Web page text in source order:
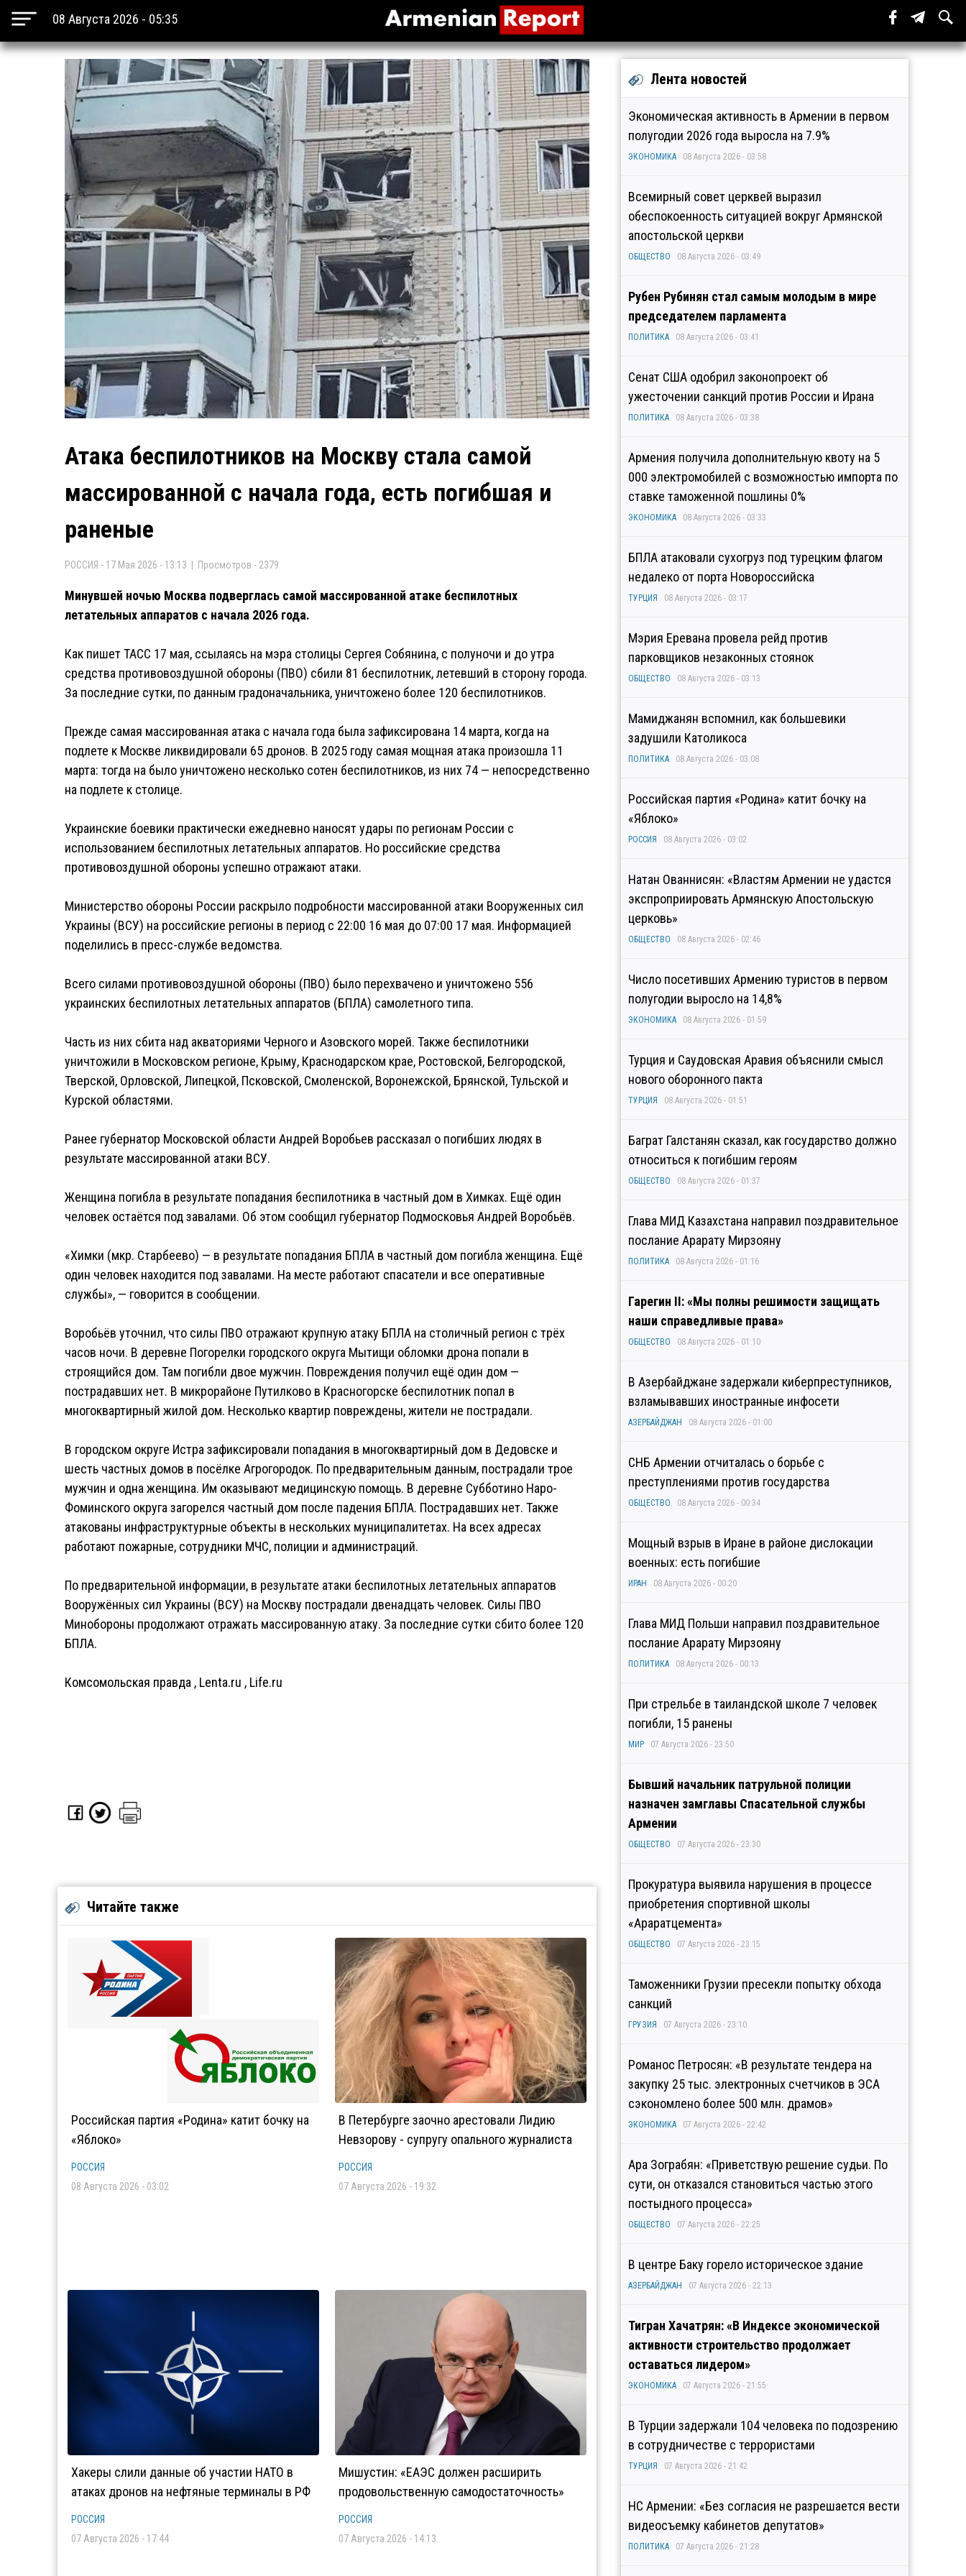
08 Августа 2026 - 05:35
Атака беспилотников на Москву стала самой
массированной с начала года, есть погибшая и
раненые
РОССИЯ - 17 Мая 2026 - 13:13 | Просмотров - 2379
Минувшей ночью Москва подверглась самой массированной атаке беспилотных
летательных аппаратов с начала 2026 года.
Как пишет ТАСС 17 мая, ссылаясь на мэра столицы Сергея Собянина, с полуночи и до утра
средства противовоздушной обороны (ПВО) сбили 81 беспилотник, летевший в сторону города.
За последние сутки, по данным градоначальника, уничтожено более 120 беспилотников.
Прежде самая массированная атака с начала года была зафиксирована 14 марта, когда на
подлете к Москве ликвидировали 65 дронов. В 2025 году самая мощная атака произошла 11
марта: тогда на было уничтожено несколько сотен беспилотников, из них 74 — непосредственно
на подлете к столице.
Украинские боевики практически ежедневно наносят удары по регионам России с
использованием беспилотных летательных аппаратов. Но российские средства
противовоздушной обороны успешно отражают атаки.
Министерство обороны России раскрыло подробности массированной атаки Вооруженных сил
Украины (ВСУ) на российские регионы в период с 22:00 16 мая до 07:00 17 мая. Информацией
поделились в пресс-службе ведомства.
Всего силами противовоздушной обороны (ПВО) было перехвачено и уничтожено 556
украинских беспилотных летательных аппаратов (БПЛА) самолетного типа.
Часть из них сбита над акваториями Черного и Азовского морей. Также беспилотники
уничтожили в Московском регионе, Крыму, Краснодарском крае, Ростовской, Белгородской,
Тверской, Орловской, Липецкой, Псковской, Смоленской, Воронежской, Брянской, Тульской и
Курской областями.
Ранее губернатор Московской области Андрей Воробьев рассказал о погибших людях в
результате массированной атаки ВСУ.
Женщина погибла в результате попадания беспилотника в частный дом в Химках. Ещё один
человек остаётся под завалами. Об этом сообщил губернатор Подмосковья Андрей Воробьёв.
«Химки (мкр. Старбеево) — в результате попадания БПЛА в частный дом погибла женщина. Ещё
один человек находится под завалами. На месте работают спасатели и все оперативные
службы», — говорится в сообщении.
Воробьёв уточнил, что силы ПВО отражают крупную атаку БПЛА на столичный регион с трёх
часов ночи. В деревне Погорелки городского округа Мытищи обломки дрона попали в
строящийся дом. Там погибли двое мужчин. Повреждения получил ещё один дом —
пострадавших нет. В микрорайоне Путилково в Красногорске беспилотник попал в
многоквартирный жилой дом. Несколько квартир повреждены, жители не пострадали.
В городском округе Истра зафиксировали попадания в многоквартирный дом в Дедовске и
шесть частных домов в посёлке Агрогородок. По предварительным данным, пострадали трое
мужчин и одна женщина. Им оказывают медицинскую помощь. В деревне Субботино Наро-
Фоминского округа загорелся частный дом после падения БПЛА. Пострадавших нет. Также
атакованы инфраструктурные объекты в нескольких муниципалитетах. На всех адресах
работают пожарные, сотрудники МЧС, полиции и администраций.
По предварительной информации, в результате атаки беспилотных летательных аппаратов
Вооружённых сил Украины (ВСУ) на Москву пострадали двенадцать человек. Силы ПВО
Минобороны продолжают отражать массированную атаку. За последние сутки сбито более 120
БПЛА.
Комсомольская правда , Lenta.ru , Life.ru
Читайте также
Российская партия «Родина» катит бочку на
«Яблоко»
РОССИЯ
08 Августа 2026 - 03:02
В Петербурге заочно арестовали Лидию
Невзорову - супругу опального журналиста
РОССИЯ
07 Августа 2026 - 19:32
Хакеры слили данные об участии НАТО в
атаках дронов на нефтяные терминалы в РФ
РОССИЯ
07 Августа 2026 - 17:44
Мишустин: «ЕАЭС должен расширить
продовольственную самодостаточность»
РОССИЯ
07 Августа 2026 - 14:13
Лента новостей
Экономическая активность в Армении в первом
полугодии 2026 года выросла на 7.9%
ЭКОНОМИКА 08 Августа 2026 - 03:58
Всемирный совет церквей выразил
обеспокоенность ситуацией вокруг Армянской
апостольской церкви
ОБЩЕСТВО 08 Августа 2026 - 03:49
Рубен Рубинян стал самым молодым в мире
председателем парламента
ПОЛИТИКА 08 Августа 2026 - 03:41
Сенат США одобрил законопроект об
ужесточении санкций против России и Ирана
ПОЛИТИКА 08 Августа 2026 - 03:38
Армения получила дополнительную квоту на 5
000 электромобилей с возможностью импорта по
ставке таможенной пошлины 0%
ЭКОНОМИКА 08 Августа 2026 - 03:33
БПЛА атаковали сухогруз под турецким флагом
недалеко от порта Новороссийска
ТУРЦИЯ 08 Августа 2026 - 03:17
Мэрия Еревана провела рейд против
парковщиков незаконных стоянок
ОБЩЕСТВО 08 Августа 2026 - 03:13
Мамиджанян вспомнил, как большевики
задушили Католикоса
ПОЛИТИКА 08 Августа 2026 - 03:08
Российская партия «Родина» катит бочку на
«Яблоко»
РОССИЯ 08 Августа 2026 - 03:02
Натан Ованнисян: «Властям Армении не удастся
экспроприировать Армянскую Апостольскую
церковь»
ОБЩЕСТВО 08 Августа 2026 - 02:46
Число посетивших Армению туристов в первом
полугодии выросло на 14,8%
ЭКОНОМИКА 08 Августа 2026 - 01:59
Турция и Саудовская Аравия объяснили смысл
нового оборонного пакта
ТУРЦИЯ 08 Августа 2026 - 01:51
Баграт Галстанян сказал, как государство должно
относиться к погибшим героям
ОБЩЕСТВО 08 Августа 2026 - 01:37
Глава МИД Казахстана направил поздравительное
послание Арарату Мирзояну
ПОЛИТИКА 08 Августа 2026 - 01:16
Гарегин II: «Мы полны решимости защищать
наши справедливые права»
ОБЩЕСТВО 08 Августа 2026 - 01:10
В Азербайджане задержали киберпреступников,
взламывавших иностранные инфосети
АЗЕРБАЙДЖАН 08 Августа 2026 - 01:00
СНБ Армении отчиталась о борьбе с
преступлениями против государства
ОБЩЕСТВО 08 Августа 2026 - 00:34
Мощный взрыв в Иране в районе дислокации
военных: есть погибшие
ИРАН 08 Августа 2026 - 00:20
Глава МИД Польши направил поздравительное
послание Арарату Мирзояну
ПОЛИТИКА 08 Августа 2026 - 00:13
При стрельбе в таиландской школе 7 человек
погибли, 15 ранены
МИР 07 Августа 2026 - 23:50
Бывший начальник патрульной полиции
назначен замглавы Спасательной службы
Армении
ОБЩЕСТВО 07 Августа 2026 - 23:30
Прокуратура выявила нарушения в процессе
приобретения спортивной школы
«Араратцемента»
ОБЩЕСТВО 07 Августа 2026 - 23:15
Таможенники Грузии пресекли попытку обхода
санкций
ГРУЗИЯ 07 Августа 2026 - 23:10
Романос Петросян: «В результате тендера на
закупку 25 тыс. электронных счетчиков в ЭСА
сэкономлено более 500 млн. драмов»
ЭКОНОМИКА 07 Августа 2026 - 22:42
Ара Зограбян: «Приветствую решение судьи. По
сути, он отказался становиться частью этого
постыдного процесса»
ОБЩЕСТВО 07 Августа 2026 - 22:25
В центре Баку горело историческое здание
АЗЕРБАЙДЖАН 07 Августа 2026 - 22:13
Тигран Хачатрян: «В Индексе экономической
активности строительство продолжает
оставаться лидером»
ЭКОНОМИКА 07 Августа 2026 - 21:55
В Турции задержали 104 человека по подозрению
в сотрудничестве с террористами
ТУРЦИЯ 07 Августа 2026 - 21:42
НС Армении: «Без согласия не разрешается вести
видеосъемку кабинетов депутатов»
ПОЛИТИКА 07 Августа 2026 - 21:28